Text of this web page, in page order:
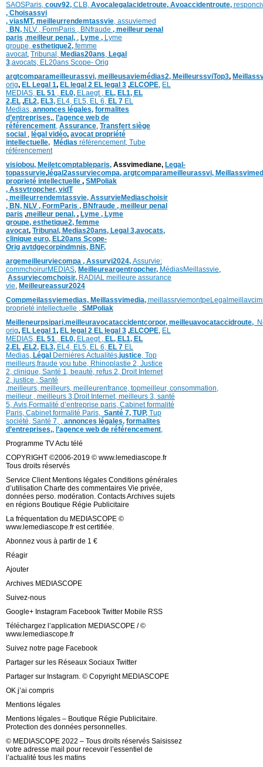
SAOSParis, couv92, CLB, Avocalegalacidetroute, Avoaccidentroute,
, Choisassvi
, viasMT, meilleurrendemtassvie, assuviemed
, BN, NLV , FormParis , BNfraude , meilleur penal
paris ,meilleur penal, , Lyme , Lyme
groupe, esthetique2, femme
avocat, Tribunal, Medias20ans, Legal
3,avocats, EL20ans Scope- Orig
argtcomparameilleurassvi, meilleusaviemédias2, MeilleurssviTop3,
orig, EL Legal 1, EL legal 2 EL legal 3 ,ELCOPE, EL
MEDIAS, EL 51 , EL0, ELaegt , EL, EL1, EL
2,EL ,EL2, EL3, EL4, EL5, EL 6, EL 7 EL
Medias, annonces légales, formalites
d’entreprises,, l’agence web de
référencement, Assurance, Transfert siège
social , légal vidéo, avocat propriété
intellectuelle, Médias référencement, Tube
référencement
visiobou, Meiletcomptableparis, Assvimediane, Legal-
topassurvie, légal2assurviecompa, argtcomparameilleurassvi,
proprieté intellectuelle , SMPoliak
, Assvtropcher, vidT
, meilleurrendemtassvie, AssurvieMediaschoisir
, BN, NLV , FormParis , BNfraude , meilleur penal
paris ,meilleur penal, , Lyme , Lyme
groupe, esthetique2, femme
avocat, Tribunal, Medias20ans, Legal 3,avocats,
clinique euro, EL20ans Scope-
Orig avtdgecorpindmnis, BNF,
argemeilleurviecompa , Assurvi2024, Assurvie:
commchoirurMEDIAS, Meilleureargentropcher, MédiasMeillassvie,
Assurviecomchoisir, RADIAL meilleure assurance
vie, Meilleureassur2024
Compmeilassviemedias, Meillassvimedia, meillassrviemontpe
proprieté intellectuelle , SMPoliak
Meilleneurpsipari,meilleuravocataccidentcorpor, meilleuavocataccidroute,
orig, EL Legal 1, EL legal 2 EL legal 3 ,ELCOPE, EL
MEDIAS, EL 51 , EL0, ELaegt , EL, EL1, EL
2,EL ,EL2, EL3, EL4, EL5, EL 6, EL 7 EL
Medias, Légal Dernières Actualités,justice, Top
meilleurs,fraude you tube, Rhinoplastie 2, Justice
2, clinique, Santé 1, beauté, refus 2, Droit Internet
2, justice , Santé
,meilleurs, meilleurs, meilleurenfrance, topmeilleur, consommation,
meilleur , meilleurs 3,Droit Internet, meilleurs 3, santé
5, Avis,Formalité d’entreprise paris, Cabinet formalité
Paris, Cabinet formalité Paris, Santé 7, TUP, Tup
société, Santé 7, , annonces légales, formalites
d’entreprises,, l’agence web de référencement,
Programme TV Actu télé
COPYRIGHT ©2006-2019 © www.lemediascope.fr
Tous droits réservés
Service Client Mentions légales Conditions générales
d’utilisation Charte des commentaires Vie privée,
données perso. modération. Contacts Archives sujets
en régions Boutique Régie Publicitaire
La fréquentation du MEDIASCOPE ©
www.lemediascope.fr est certifiée.
Abonnez vous à partir de 1 €
Réagir
Ajouter
Archives MEDIASCOPE
Suivez-nous
Google+ Instagram Facebook Twitter Mobile RSS
Téléchargez l’application MEDIASCOPE / ©
www.lemediascope.fr
Suivez notre page Facebook
Partager sur les Réseaux Sociaux Twitter
Partager sur Instagram. © Copyright MEDIASCOPE
OK j’ai compris
Mentions légales
Mentions légales – Boutique Régie Publicitaire.
Protection des données personnelles.
© MEDIASCOPE 2022 – Tous droits réservés Saisissez
votre adresse mail pour recevoir l’essentiel de
l’actualité tous les matins